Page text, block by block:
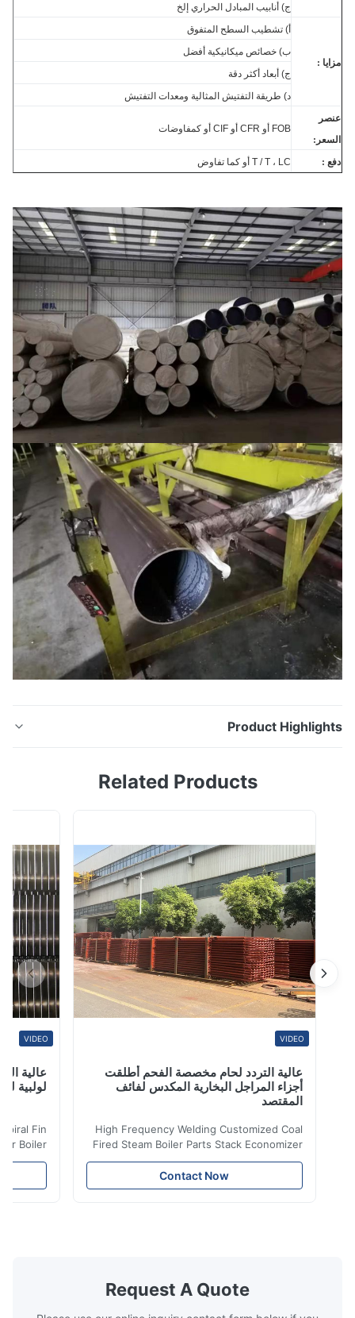
ج) أنابيب المبادل الحراري إلخ
أ) تشطيب السطح المتفوق
ب) خصائص ميكانيكية أفضل
ج) أبعاد أكثر دقة
د) طريقة التفتيش المثالية ومعدات التفتيش
T / T ، LC أو كما تفاوض
Product
أكثر من 15000 طن من أنابيب وأنابيب الفولاذ المقاوم
للصدأ.يغطي عميلنا بالفعل أكثر من 30بلدان....
Related Products
عالية التردد لحام مخصصة الفحم أطلقت
أجزاء المراجل البخارية المكدس لفائف
المقتصد
High Frequency Welding Customized Coal
Fired Steam Boiler Parts Stack Economizer
Coil Boiler economizer Boiler Economizer is
the energy improving device that helps to
reduce the cost of operation by saving the
boilers is generally in the temperature
range of 200°C – 250°C, so there
Contact Now
عالية
لولبية لنقل
Spiral Fin
Boiler
is the
saving the
Request A Quote